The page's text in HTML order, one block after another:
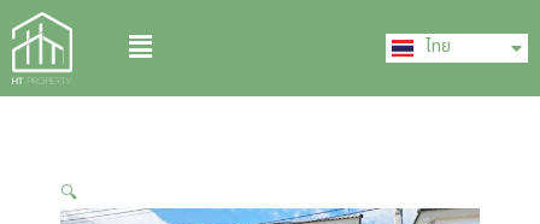
Skip
to
content
Menu ไทย
中文 (中国)
🔍